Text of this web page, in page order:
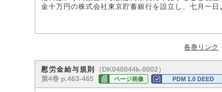
金十万円の株式会社東京貯蓄銀行を設立し、七月一
各巻リンク
慰労金給与規則
（DK040044k-0002）
第4巻 p.463-465
ページ画像 PDM 1.0 DEED